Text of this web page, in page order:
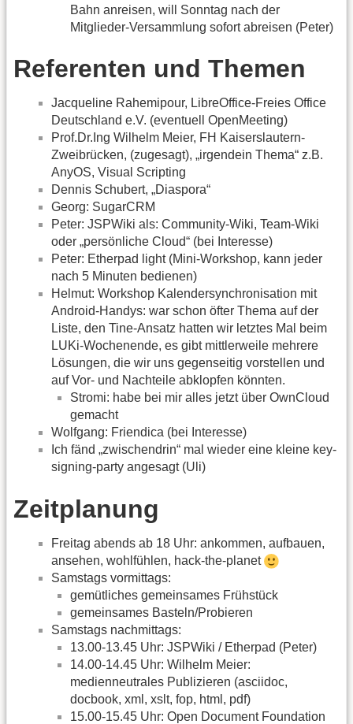
Bahn anreisen, will Sonntag nach der
Mitglieder-Versammlung sofort abreisen (Peter)
Referenten und Themen
Jacqueline Rahemipour, LibreOffice-Freies Office
Deutschland e.V. (eventuell OpenMeeting)
Prof.Dr.Ing Wilhelm Meier, FH Kaiserslautern-
Zweibrücken, (zugesagt), „irgendein Thema“ z.B.
AnyOS, Visual Scripting
Dennis Schubert, „Diaspora“
Georg: SugarCRM
Peter: JSPWiki als: Community-Wiki, Team-Wiki
oder „persönliche Cloud“ (bei Interesse)
Peter: Etherpad light (Mini-Workshop, kann jeder
nach 5 Minuten bedienen)
Helmut: Workshop Kalendersynchronisation mit
Android-Handys: war schon öfter Thema auf der
Liste, den Tine-Ansatz hatten wir letztes Mal beim
LUKi-Wochenende, es gibt mittlerweile mehrere
Lösungen, die wir uns gegenseitig vorstellen und
auf Vor- und Nachteile abklopfen könnten.
Stromi: habe bei mir alles jetzt über OwnCloud
gemacht
Wolfgang: Friendica (bei Interesse)
Ich fänd „zwischendrin“ mal wieder eine kleine key-
signing-party angesagt (Uli)
Zeitplanung
Freitag abends ab 18 Uhr: ankommen, aufbauen,
ansehen, wohlfühlen, hack-the-planet
Samstags vormittags:
gemütliches gemeinsames Frühstück
gemeinsames Basteln/Probieren
Samstags nachmittags:
13.00-13.45 Uhr: JSPWiki / Etherpad (Peter)
14.00-14.45 Uhr: Wilhelm Meier:
medienneutrales Publizieren (asciidoc,
docbook, xml, xslt, fop, html, pdf)
15.00-15.45 Uhr: Open Document Foundation